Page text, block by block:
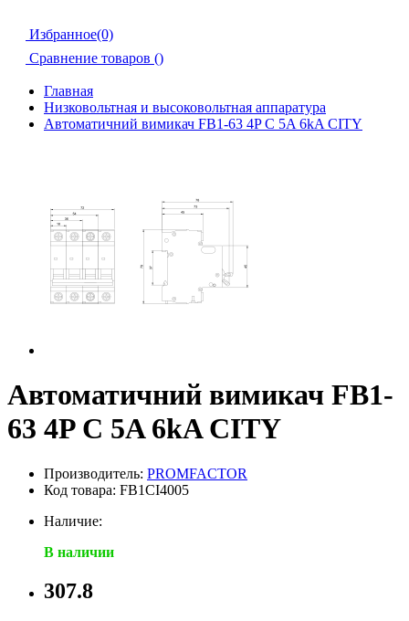
Избранное(0)
Сравнение товаров ()
Главная
Низковольтная и высоковольтная аппаратура
Автоматичний вимикач FB1-63 4P C 5A 6kA CITY
Автоматичний вимикач FB1-
63 4P C 5A 6kA CITY
Производитель: PROMFACTOR
Код товара: FB1CI4005
Наличие:
В наличии
307.8